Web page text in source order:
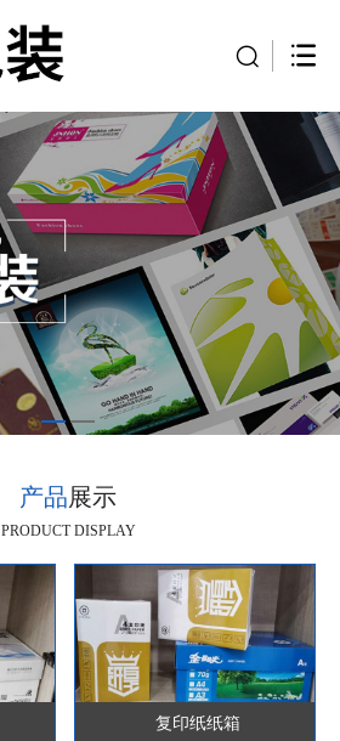
产品展示
PRODUCT DISPLAY
复印纸纸箱